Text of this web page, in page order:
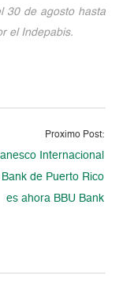
30 de agosto hasta
el Indepabis.
Proximo Post:
Internacional
Bank de Puerto Rico
es ahora BBU Bank